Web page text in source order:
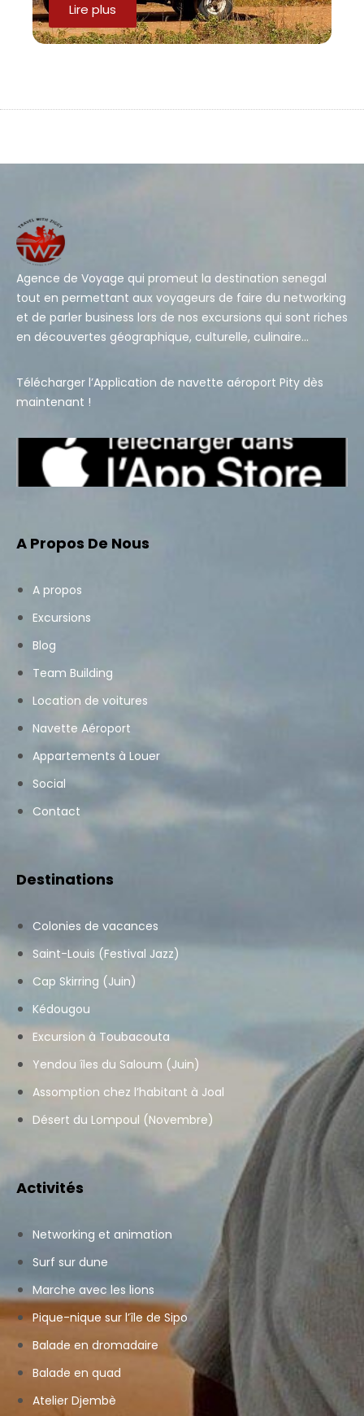
Lire plus
Agence de Voyage qui promeut la destination senegal
tout en permettant aux voyageurs de faire du networking
et de parler business lors de nos excursions qui sont riches
en découvertes géographique, culturelle, culinaire…
Télécharger l’Application de navette aéroport Pity dès
maintenant !
A Propos De Nous
A propos
Excursions
Blog
Team Building
Location de voitures
Navette Aéroport
Appartements à Louer
Social
Contact
Destinations
Colonies de vacances
Saint-Louis (Festival Jazz)
Cap Skirring (Juin)
Kédougou
Excursion à Toubacouta
Yendou îles du Saloum (Juin)
Assomption chez l’habitant à Joal
Désert du Lompoul (Novembre)
Activités
Networking et animation
Surf sur dune
Marche avec les lions
Pique-nique sur l’île de Sipo
Balade en dromadaire
Balade en quad
Atelier Djembè